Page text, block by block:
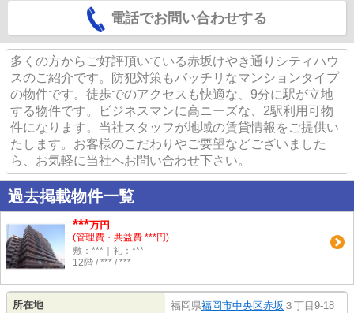
電話でお問い合わせする
多くの方からご好評頂いている赤坂けやき通りシティハウ
スのご紹介です。防犯対策もバッチリなマンションタイプ
の物件です。徒歩でのアクセスも快適な、9分に駅が立地
する物件です。ビジネスマンに高ニーズな、2駅利用可物
件になります。当社スタッフが地域の賃貸情報をご提供い
たします。お客様のこだわりやご要望などございました
ら、お気軽に当社へお問い合わせ下さい。
過去掲載物件一覧
***万円
(管理費・共益費 ***円)
敷：***｜礼：***
12階 / *** / ***
所在地 福岡県福岡市中央区赤坂 ３丁目9-18